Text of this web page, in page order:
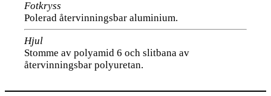
Fotkryss
Polerad återvinningsbar aluminium.
Hjul
Stomme av polyamid 6 och slitbana av
återvinningsbar polyuretan.